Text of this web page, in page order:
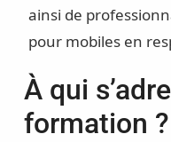
ainsi de
pour mobiles en
À qui
formation ?